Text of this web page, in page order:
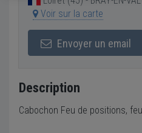
Voir sur la carte
Envoyer un email
Description
Cabochon Feu de positions,